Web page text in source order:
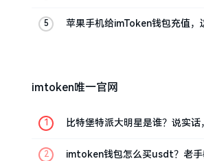
苹果手机给imToken钱包充值，
imtoken唯一官网
比特堡特派大明星是谁？说实话
imtoken钱包怎么买usdt？老手